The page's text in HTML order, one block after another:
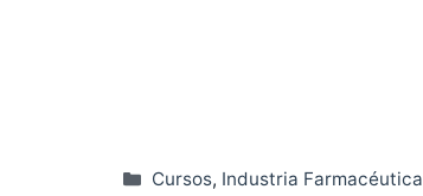
Categorías
Cursos, Industria Farmacéutica